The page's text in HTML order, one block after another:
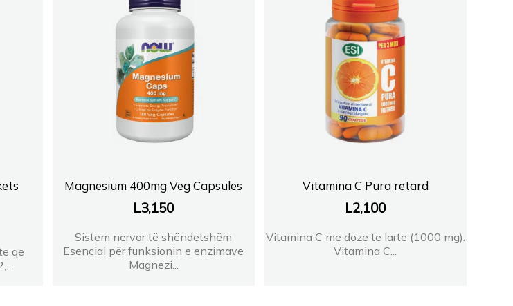
Farmaci Elda
Farmaci Elda
Farmaci Elda
Farmaci Elda
qe
Magnesium 400mg Veg Capsules
L3,150
Sistem nervor të shëndetshëm
Esencial për funksionin e enzimave
Magnezi...
Vitamina C Pura retard
L2,100
Vitamina C me doze te larte (1000 mg).
Vitamina C...